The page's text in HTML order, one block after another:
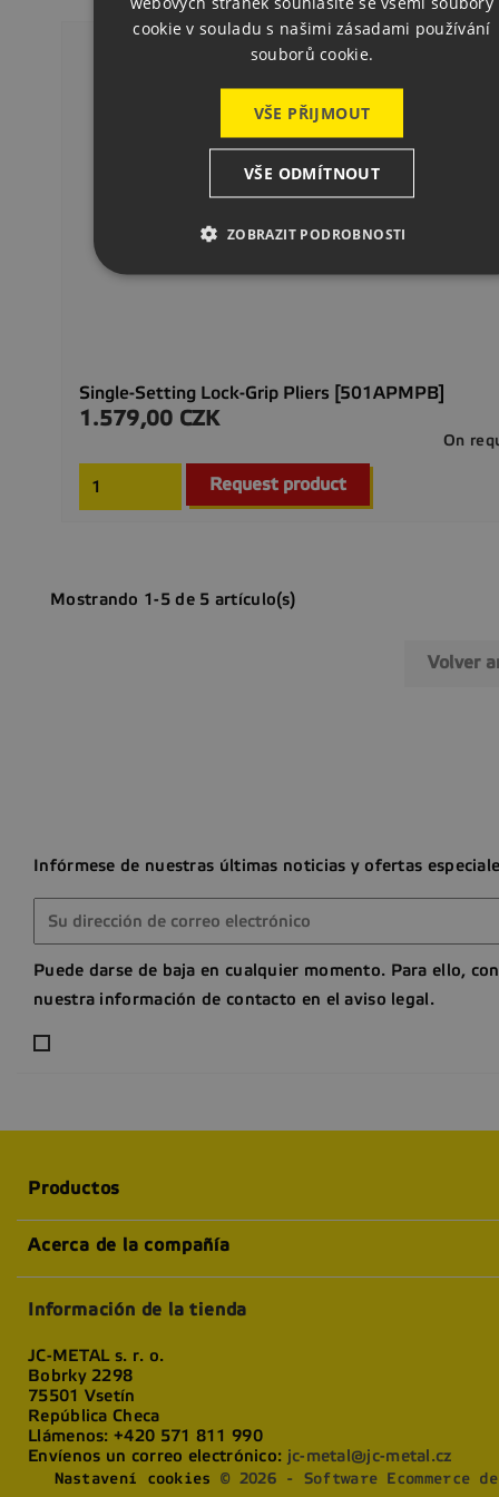
Single-Setting Lock-Grip Pliers [501APMPB]
Precio
1.579,00 CZK
On
Request product
Mostrando 1-5 de 5 artículo(s)
Volver
Infórmese de nuestras últimas noticias y ofertas
Puede darse de baja en cualquier momento. Para ello,
nuestra información de contacto en el aviso legal.
Productos
Acerca de la compañía
Información de la tienda
JC-METAL s. r. o.
Bobrky 2298
75501 Vsetín
República Checa
Llámenos:+420 571 811 990
Envíenos un correo electrónico: jc-metal@jc-metal.cz
Nastavení cookies
© 2026 - Software Ecommerce
cookie v souladu s našimi zásadami používání
souborů cookie.
VŠE PŘIJMOUT
VŠE ODMÍTNOUT
ZOBRAZIT PODROBNOSTI